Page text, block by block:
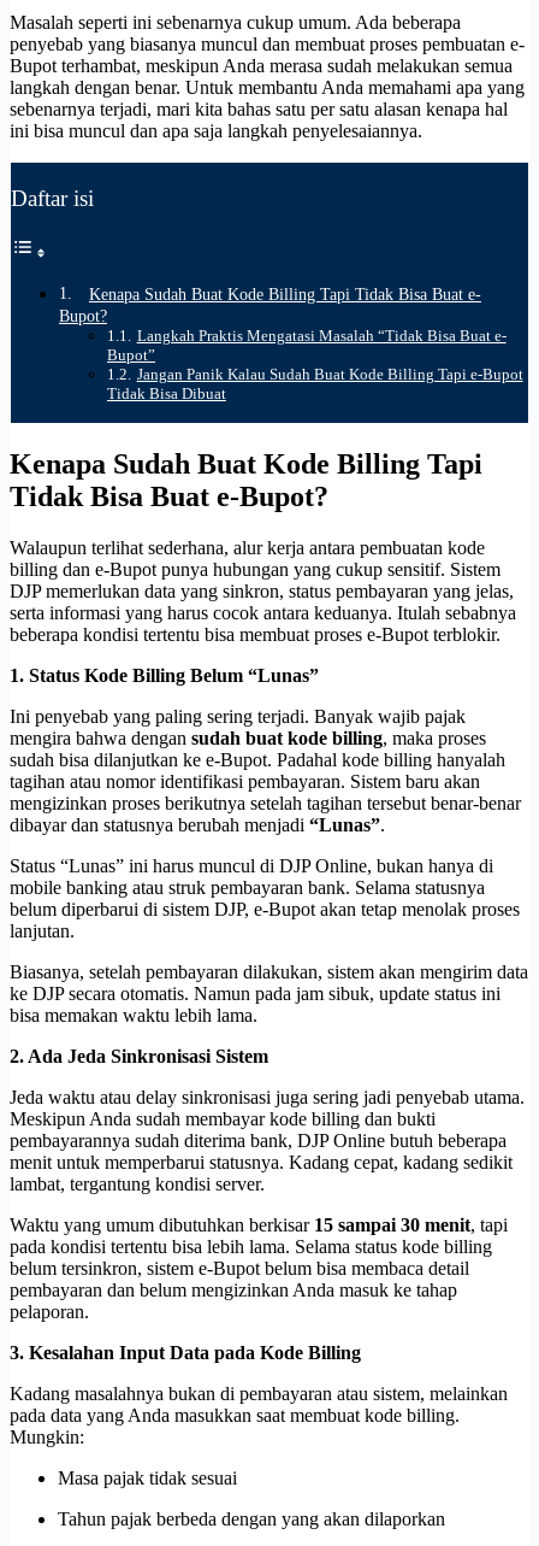
Masalah seperti ini sebenarnya cukup umum. Ada beberapa
penyebab yang biasanya muncul dan membuat proses pembuatan e-
Bupot terhambat, meskipun Anda merasa sudah melakukan semua
langkah dengan benar. Untuk membantu Anda memahami apa yang
sebenarnya terjadi, mari kita bahas satu per satu alasan kenapa hal
ini bisa muncul dan apa saja langkah penyelesaiannya.
Daftar isi
Kenapa Sudah Buat Kode Billing Tapi Tidak Bisa Buat e-
Bupot?
Langkah Praktis Mengatasi Masalah “Tidak Bisa Buat e-
Bupot”
Jangan Panik Kalau Sudah Buat Kode Billing Tapi e-Bupot
Tidak Bisa Dibuat
Kenapa Sudah Buat Kode Billing Tapi
Tidak Bisa Buat e-Bupot?
Walaupun terlihat sederhana, alur kerja antara pembuatan kode
billing dan e-Bupot punya hubungan yang cukup sensitif. Sistem
DJP memerlukan data yang sinkron, status pembayaran yang jelas,
serta informasi yang harus cocok antara keduanya. Itulah sebabnya
beberapa kondisi tertentu bisa membuat proses e-Bupot terblokir.
1. Status Kode Billing Belum “Lunas”
Ini penyebab yang paling sering terjadi. Banyak wajib pajak
mengira bahwa dengan sudah buat kode billing, maka proses
sudah bisa dilanjutkan ke e-Bupot. Padahal kode billing hanyalah
tagihan atau nomor identifikasi pembayaran. Sistem baru akan
mengizinkan proses berikutnya setelah tagihan tersebut benar-benar
dibayar dan statusnya berubah menjadi “Lunas”.
Status “Lunas” ini harus muncul di DJP Online, bukan hanya di
mobile banking atau struk pembayaran bank. Selama statusnya
belum diperbarui di sistem DJP, e-Bupot akan tetap menolak proses
lanjutan.
Biasanya, setelah pembayaran dilakukan, sistem akan mengirim data
ke DJP secara otomatis. Namun pada jam sibuk, update status ini
bisa memakan waktu lebih lama.
2. Ada Jeda Sinkronisasi Sistem
Jeda waktu atau delay sinkronisasi juga sering jadi penyebab utama.
Meskipun Anda sudah membayar kode billing dan bukti
pembayarannya sudah diterima bank, DJP Online butuh beberapa
menit untuk memperbarui statusnya. Kadang cepat, kadang sedikit
lambat, tergantung kondisi server.
Waktu yang umum dibutuhkan berkisar 15 sampai 30 menit, tapi
pada kondisi tertentu bisa lebih lama. Selama status kode billing
belum tersinkron, sistem e-Bupot belum bisa membaca detail
pembayaran dan belum mengizinkan Anda masuk ke tahap
pelaporan.
3. Kesalahan Input Data pada Kode Billing
Kadang masalahnya bukan di pembayaran atau sistem, melainkan
pada data yang Anda masukkan saat membuat kode billing.
Mungkin:
Masa pajak tidak sesuai
Tahun pajak berbeda dengan yang akan dilaporkan